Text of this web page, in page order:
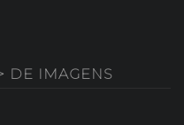
DE IMAGENS